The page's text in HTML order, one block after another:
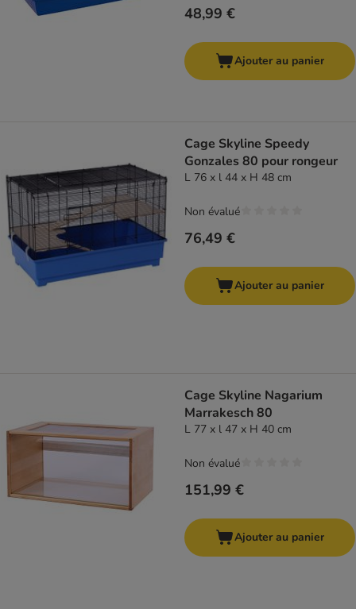
48,99 €
Ajouter au panier
Cage Skyline Speedy
Gonzales 80 pour rongeur
L 76 x l 44 x H 48 cm
76,49 €
Non évalué
Ajouter au panier
Cage Skyline Nagarium
Marrakesch 80
L 77 x l 47 x H 40 cm
151,99 €
Non évalué
Ajouter au panier